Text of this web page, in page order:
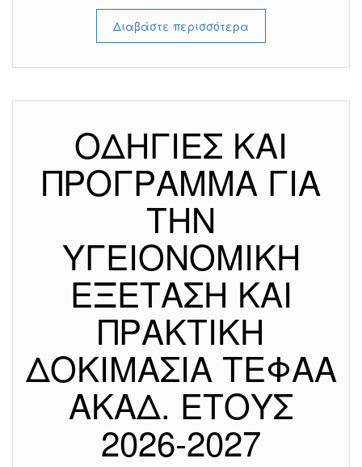
Διαβάστε περισσότερα
ΟΔΗΓΙΕΣ ΚΑΙ
ΠΡΟΓΡΑΜΜΑ ΓΙΑ
ΤΗΝ
ΥΓΕΙΟΝΟΜΙΚΗ
ΕΞΕΤΑΣΗ ΚΑΙ
ΠΡΑΚΤΙΚΗ
ΔΟΚΙΜΑΣΙΑ ΤΕΦΑΑ
ΑΚΑΔ. ΕΤΟΥΣ
2026-2027